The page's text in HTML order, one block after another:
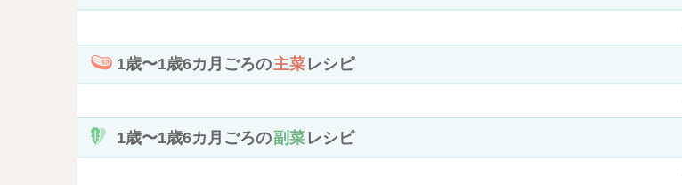
1歳〜1歳6カ月ごろの主菜レシピ
1歳〜1歳6カ月ごろの副菜レシピ